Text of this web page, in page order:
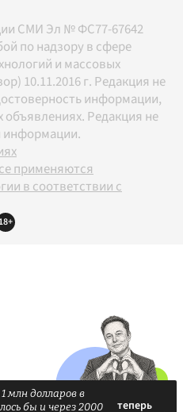
СМИ Эл № ФС77-67642
по надзору в сфере
и массовых
10.11.2016 г. Редакция не
информации,
Редакция не
информации.
применяются
в соответствии с
млн долларов в
бы и через 2000